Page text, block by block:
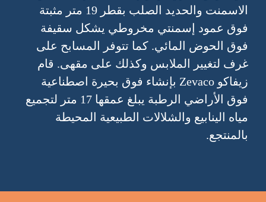
الاسمنت والحديد الصلب بقطر 19 متر مثبتة
فوق عمود إسمنتي مخروطي يشكل سقيفة
فوق الحوض المائي. كما تتوفر المسابح على
غرف لتغيير الملابس وكذلك على مقهى. قام
زيفاكو Zevaco بإنشاء فوق بحيرة اصطناعية
فوق الأراضي الرطبة يبلغ عمقها 17 متر لتجميع
مياه الينابيع والشلالات الطبيعية المحيطة
بالمنتجع.